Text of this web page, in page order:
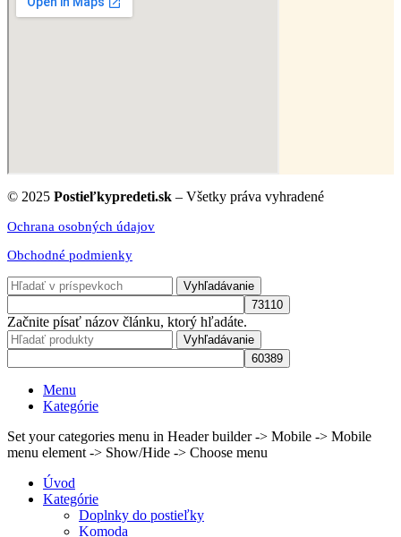
© 2025 Postieľkypredeti.sk – Všetky práva vyhradené
Ochrana osobných údajov
Obchodné podmienky
Vyhľadávanie
Začnite písať názov článku, ktorý hľadáte.
Vyhľadávanie
Menu
Kategórie
Set your categories menu in Header builder -> Mobile -> Mobile
menu element -> Show/Hide -> Choose menu
Úvod
Kategórie
Doplnky do postieľky
Komoda